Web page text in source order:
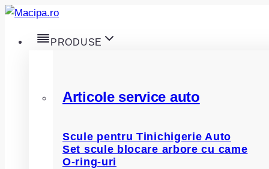
Skip
content
PRODUSE
Articole service auto
Scule pentru Tinichigerie Auto
Set scule blocare arbore cu came
O-ring-uri